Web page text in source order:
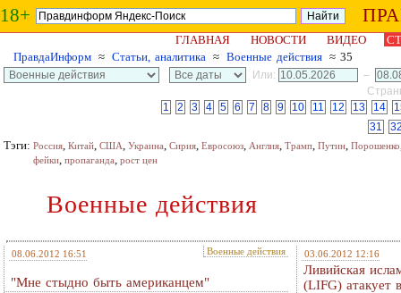
18+
ГЛАВНАЯ НОВОСТИ ВИДЕО
ПравдаИнформ ≈ Статьи, аналитика ≈ Военные действия ≈ 35
Или:
–
1
2 3 4 5 6 7 8 9 10 11 12 13 14
31
Тэги: Россия, Китай, США, Украина, Сирия, Евросоюз, Англия, Трамп, Путин, Порошенко
фейки, пропаганда, рост цен
Военные действия
08.06.2012 16:51 Военные действия
"Мне стыдно быть американцем"
03.06.2012 12:16
Ливийская
(LIFG) атакует